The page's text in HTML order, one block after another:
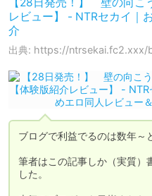
レビュー】 - NTRセカイ｜
介
出典: https://
ブログで利益でるのは数年～
筆者はこの記事しか（実質）
した。